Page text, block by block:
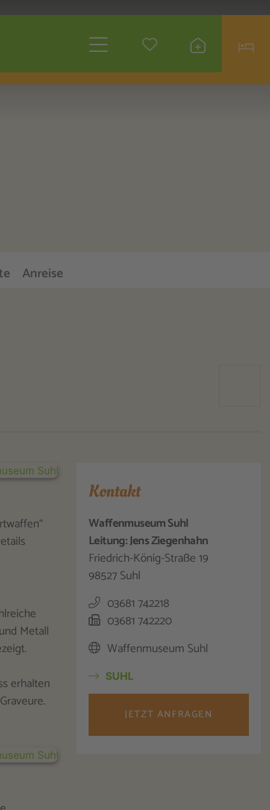
Anreise
Metall
erhalten
Kontakt
Waffenmuseum Suhl
Leitung: Jens Ziegenhahn
Friedrich-König-Straße 19
98527 Suhl
03681 742218
03681 742220
Waffenmuseum Suhl
SUHL
JETZT ANFRAGEN